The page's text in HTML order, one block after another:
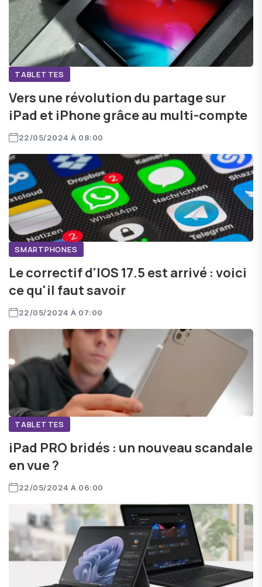
TABLETTES
Vers une révolution du partage sur
iPad et iPhone grâce au multi-compte
22/05/2024 À 08:00
SMARTPHONES
Le correctif d'IOS 17.5 est arrivé : voici
ce qu'il faut savoir
22/05/2024 À 07:00
TABLETTES
iPad PRO bridés : un nouveau scandale
en vue ?
22/05/2024 À 06:00